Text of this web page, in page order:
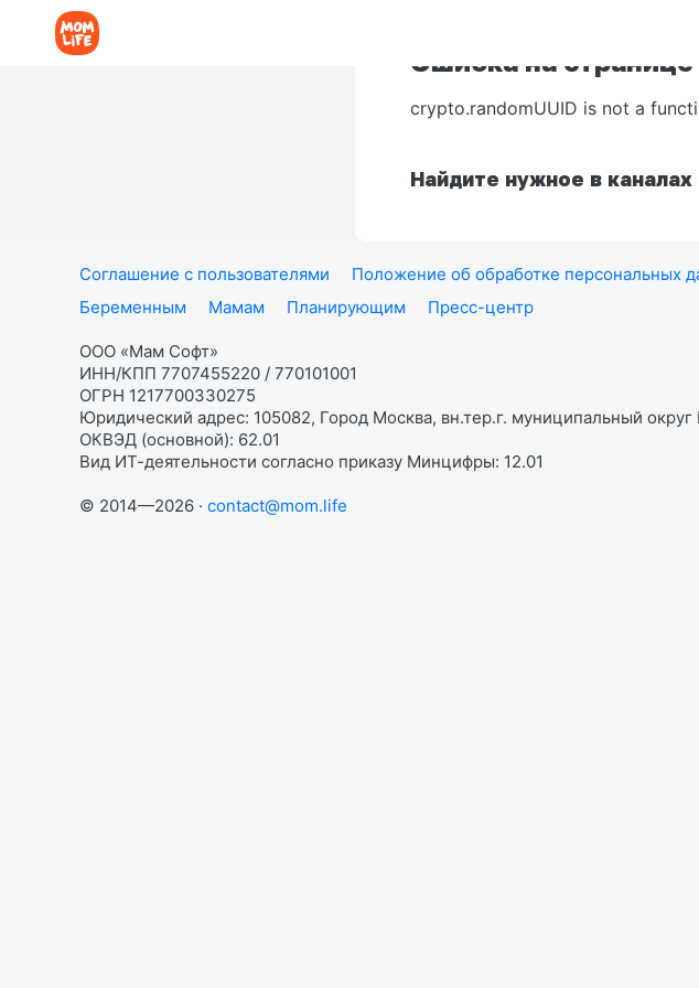
Ошибка на странице
crypto.randomUUID is not a
Найдите нужное в каналах
Соглашение с пользователями Положение об обработке персональных
Беременным
Мамам Планирующим Пресс-центр
ООО «Мам Софт»
ИНН/КПП 7707455220 / 770101001
ОГРН 1217700330275
Юридический адрес: 105082, Город Москва, вн.тер.г. муниципальный
ОКВЭД (основной): 62.01
Вид ИТ-деятельности согласно приказу Минцифры: 12.01
© 2014—2026 · contact@mom.life